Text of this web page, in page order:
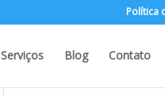
Política
Serviços Blog Contato